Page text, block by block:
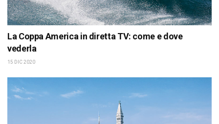
La Coppa America in diretta TV: come e dove
vederla
15 DIC 2020